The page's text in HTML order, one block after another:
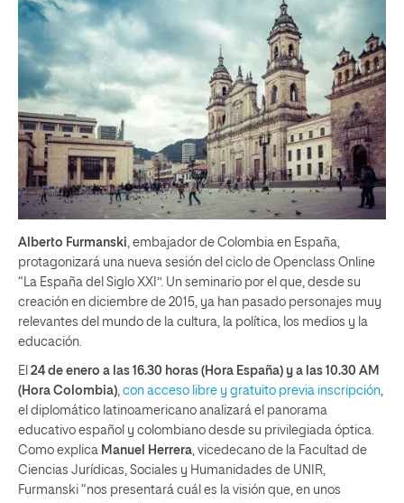
Alberto Furmanski, embajador de Colombia en España,
protagonizará una nueva sesión del ciclo de Openclass Online
“La España del Siglo XXI”. Un seminario por el que, desde su
creación en diciembre de 2015, ya han pasado personajes muy
relevantes del mundo de la cultura, la política, los medios y la
educación.
El 24 de enero a las 16.30 horas (Hora España) y a las 10.30 AM
(Hora Colombia), con acceso libre y gratuito previa inscripción,
el diplomático latinoamericano analizará el panorama
educativo español y colombiano desde su privilegiada óptica.
Como explica Manuel Herrera, vicedecano de la Facultad de
Ciencias Jurídicas, Sociales y Humanidades de UNIR,
Furmanski “nos presentará cuál es la visión que, en unos